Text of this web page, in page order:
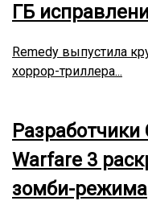
ГБ
Remedy выпустила
хоррор-триллера...
Warfare 3
зомби-режима